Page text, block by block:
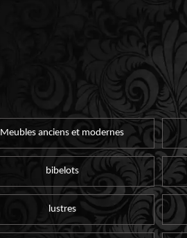
Meubles anciens et modernes
bibelots
lustres